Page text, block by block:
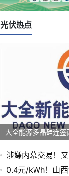
光伏热点
大全能源多晶硅连
0亿元
涉嫌内幕交易！
0.4元/kWh！山